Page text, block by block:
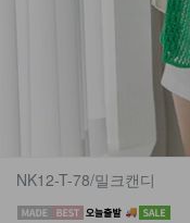
NK12-T-78/밀크캔디